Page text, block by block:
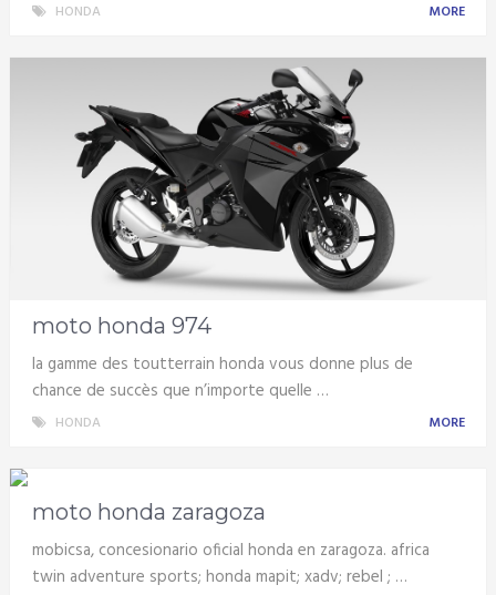
HONDA MORE
moto honda 974
la gamme des toutterrain honda vous donne plus de
chance de succès que n’importe quelle …
HONDA MORE
moto honda zaragoza
mobicsa, concesionario oficial honda en zaragoza. africa
twin adventure sports; honda mapit; xadv; rebel ; …